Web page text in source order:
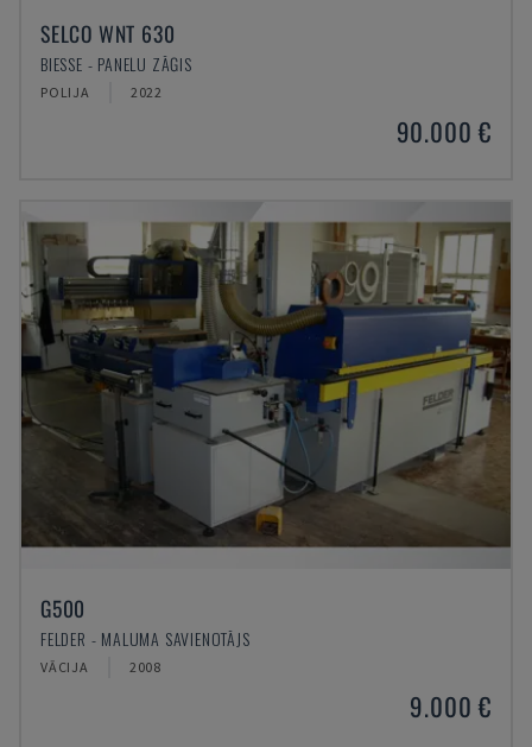
SELCO WNT 630
BIESSE - PANEĻU ZĀĢIS
POLIJA 2022
90.000 €
G500
FELDER - MALUMA SAVIENOTĀJS
VĀCIJA 2008
9.000 €